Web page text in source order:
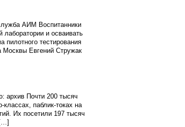
АИМ Воспитанники
лаборатории и осваивать
тестирования
Москвы Евгений Стружак
архив Почти 200 тысяч
паблик-токах на
Их посетили 197 тысяч